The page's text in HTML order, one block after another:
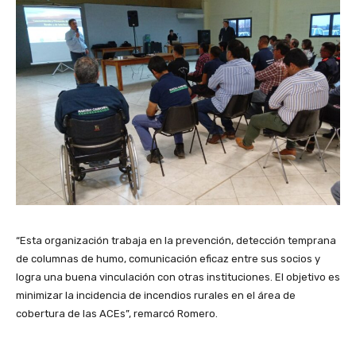
“Esta organización trabaja en la prevención, detección temprana
de columnas de humo, comunicación eficaz entre sus socios y
logra una buena vinculación con otras instituciones. El objetivo es
minimizar la incidencia de incendios rurales en el área de
cobertura de las ACEs”, remarcó Romero.